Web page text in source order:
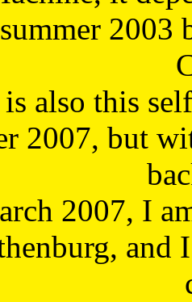
2003
also this
2007, but
2007, I
and